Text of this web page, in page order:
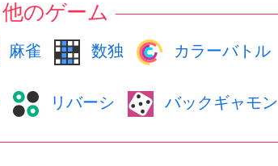
他のゲーム
麻雀 数独 カラーバトル
リバーシ バックギャモン